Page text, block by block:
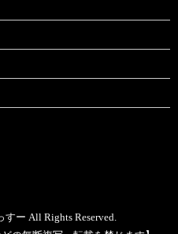
ー All Rights Reserved.